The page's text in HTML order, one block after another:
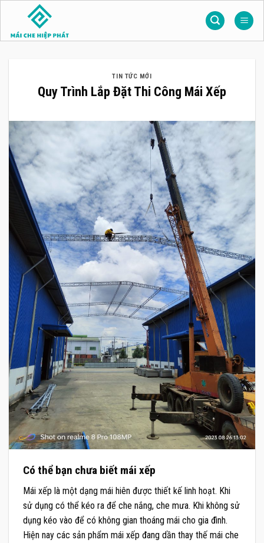
content
TIN TỨC MỚI
Quy Trình Lắp Đặt Thi Công Mái Xếp
Có thể bạn chưa biết mái xếp
Mái xếp là một dạng mái hiên được thiết kế linh hoạt. Khi
sử dụng có thể kéo ra để che nắng, che mưa. Khi không sử
dụng kéo vào để có không gian thoáng mái cho gia đình.
Hiện nay các sản phẩm mái xếp đang dần thay thế mái che